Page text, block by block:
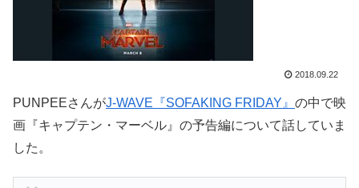
2018.09.22
PUNPEEさんがJ-WAVE『SOFAKING FRIDAY』 の中で映
画『キャプテン・マーベル』の予告編について話していま
した。